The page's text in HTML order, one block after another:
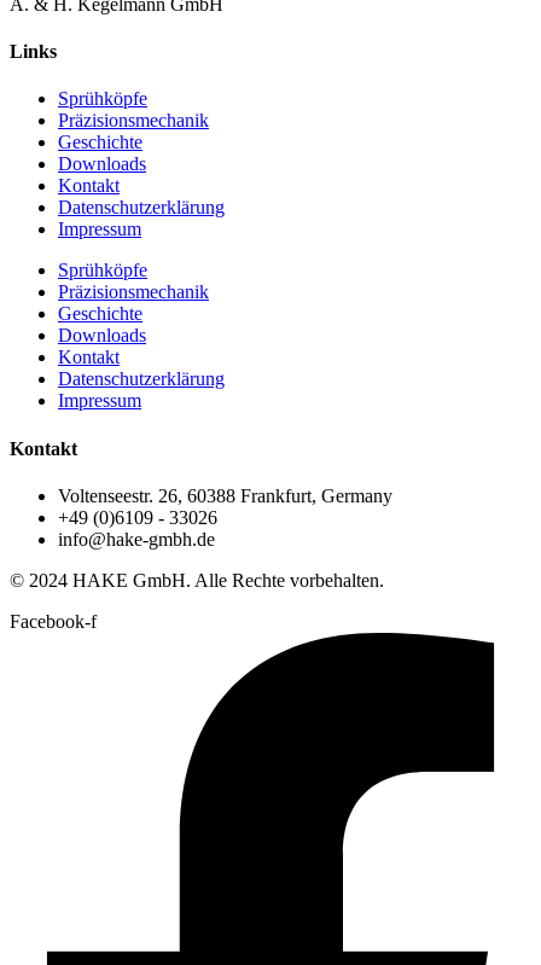
Links
Sprühköpfe
Präzisionsmechanik
Geschichte
Downloads
Kontakt
Datenschutzerklärung
Impressum
Sprühköpfe
Präzisionsmechanik
Geschichte
Downloads
Kontakt
Datenschutzerklärung
Impressum
Kontakt
Voltenseestr. 26, 60388 Frankfurt, Germany
+49 (0)6109 - 33026
info@hake-gmbh.de
© 2024 HAKE GmbH. Alle Rechte vorbehalten.
Facebook-f